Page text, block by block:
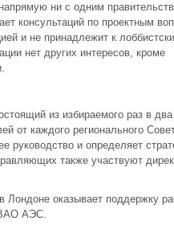
ни с одним
консультаций по проектным
и не принадлежит к
нет других интересов, кроме
из избираемого раз в два
от каждого регионального
и определяет
также участвуют
оказывает поддержку
ВАО АЭС.